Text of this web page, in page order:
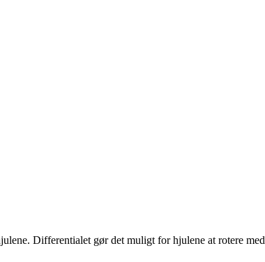
Differentialet gør det muligt for hjulene at rotere med